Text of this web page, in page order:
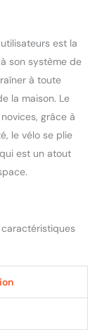
pour la
pour
kg,
et stable
avec
une
parfaite
sécurité
vélo
est la
son système de
à toute
la maison. Le
grâce à
le vélo se plie
est un atout